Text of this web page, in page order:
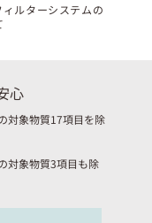
ィルターシステムの
心
対象物質17項目を除
対象物質3項目も除